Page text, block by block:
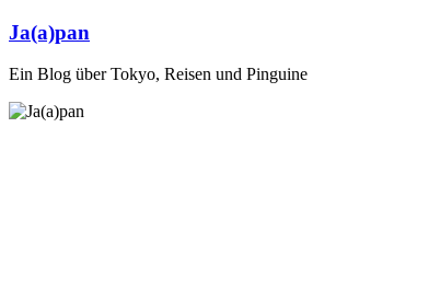
Zum
Inhalt
springen
Ja(a)pan
Ein Blog über Tokyo, Reisen und Pinguine